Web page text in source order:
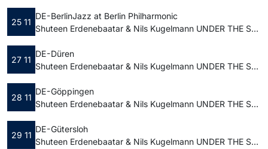
25 11
DE - BerlinJazz at Berlin Philharmonic
Shuteen Erdenebaatar & Nils Kugelmann UNDER THE SAME STARS | Berliner Philharmonie
27 11
DE - Düren
Shuteen Erdenebaatar & Nils Kugelmann UNDER THE SAME STARS | KOMM Jugend- und Kulturzentrum Düren
28 11
DE - Göppingen
Shuteen Erdenebaatar & Nils Kugelmann UNDER THE SAME STARS | Altes E-Werk
29 11
DE - Gütersloh
Shuteen Erdenebaatar & Nils Kugelmann UNDER THE SAME STARS | Theater Gütersloh